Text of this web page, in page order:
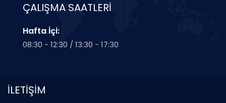
ÇALIŞMA SAATLERİ
Hafta İçi:
08:30 - 12:30 / 13:30 - 17:30
İLETİŞİM